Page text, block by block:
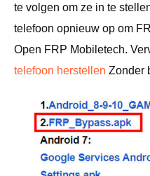
te volgen om ze in te
telefoon opnieuw op om
Open FRP Mobiletech.
telefoon herstellen Zonder